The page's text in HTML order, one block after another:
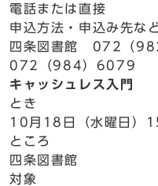
電話または直接
申込方法・申込み先な
四条図書館 072（
072（984）6079
キャッシュレス入門
とき
10月18日（水曜日）
ところ
四条図書館
対象